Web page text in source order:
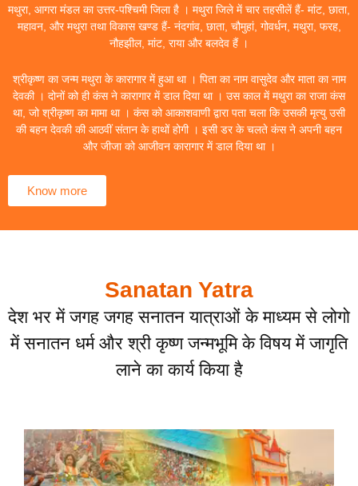
मथुरा, आगरा मंडल का उत्तर-पश्चिमी जिला है । मथुरा जिले में चार तहसीलें हैं- मांट, छाता,
महावन, और मथुरा तथा विकास खण्ड हैं- नंदगांव, छाता, चौमुहां, गोवर्धन, मथुरा, फरह,
नौहझील, मांट, राया और बलदेव हैं ।
श्रीकृष्ण का जन्म मथुरा के कारागार में हुआ था । पिता का नाम वासुदेव और माता का नाम
देवकी । दोनों को ही कंस ने कारागार में डाल दिया था । उस काल में मथुरा का राजा कंस
था, जो श्रीकृष्ण का मामा था । कंस को आकाशवाणी द्वारा पता चला कि उसकी मृत्यु उसी
की बहन देवकी की आठवीं संतान के हाथों होगी । इसी डर के चलते कंस ने अपनी बहन
और जीजा को आजीवन कारागार में डाल दिया था ।
Know more
Sanatan Yatra
देश भर में जगह जगह सनातन यात्राओं के माध्यम से लोगो
में सनातन धर्म और श्री कृष्ण जन्मभूमि के विषय में जागृति
लाने का कार्य किया है